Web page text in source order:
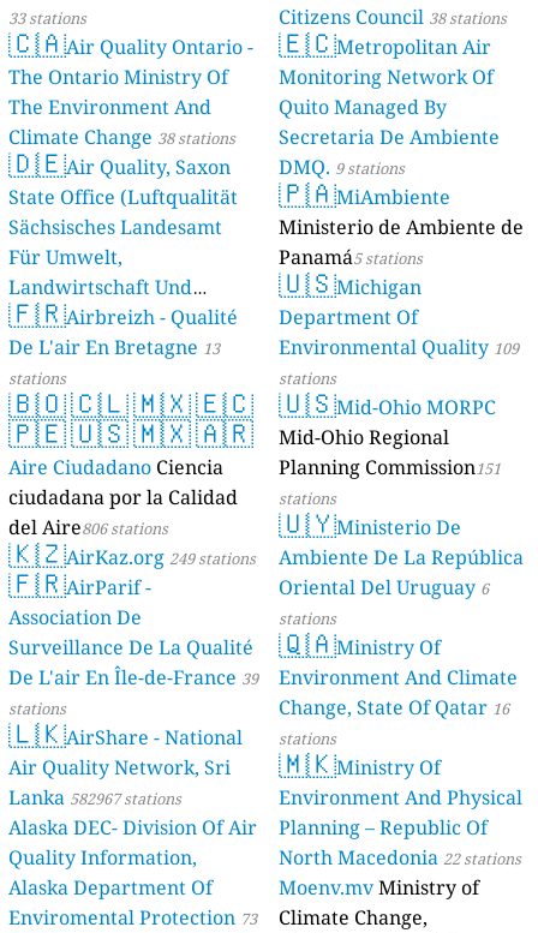
33 stations
🇨🇦Air Quality Ontario -
The Ontario Ministry Of
The Environment And
Climate Change 38 stations
🇩🇪Air Quality, Saxon
State Office (Luftqualität
Sächsisches Landesamt
Für Umwelt,
Landwirtschaft Und
Geologie) 50 stations
🇫🇷Airbreizh - Qualité
De L'air En Bretagne 13
stations
🇧🇴🇨🇱🇲🇽🇪🇨
🇵🇪🇺🇸🇲🇽🇦🇷
Aire Ciudadano Ciencia
ciudadana por la Calidad
del Aire806 stations
🇰🇿AirKaz.org 249 stations
🇫🇷AirParif -
Association De
Surveillance De La Qualité
De L'air En Île-de-France 39
stations
🇱🇰AirShare - National
Air Quality Network, Sri
Lanka 582967 stations
Alaska DEC- Division Of Air
Quality Information,
Alaska Department Of
Enviromental Protection 73
Citizens Council 38 stations
🇪🇨Metropolitan Air
Monitoring Network Of
Quito Managed By
Secretaria De Ambiente
DMQ. 9 stations
🇵🇦MiAmbiente
Ministerio de Ambiente de
Panamá5 stations
🇺🇸Michigan
Department Of
Environmental Quality 109
stations
🇺🇸Mid-Ohio MORPC
Mid-Ohio Regional
Planning Commission151
stations
🇺🇾Ministerio De
Ambiente De La República
Oriental Del Uruguay 6
stations
🇶🇦Ministry Of
Environment And Climate
Change, State Of Qatar 16
stations
🇲🇰Ministry Of
Environment And Physical
Planning – Republic Of
North Macedonia 22 stations
Moenv.mvMinistry of
Climate Change,